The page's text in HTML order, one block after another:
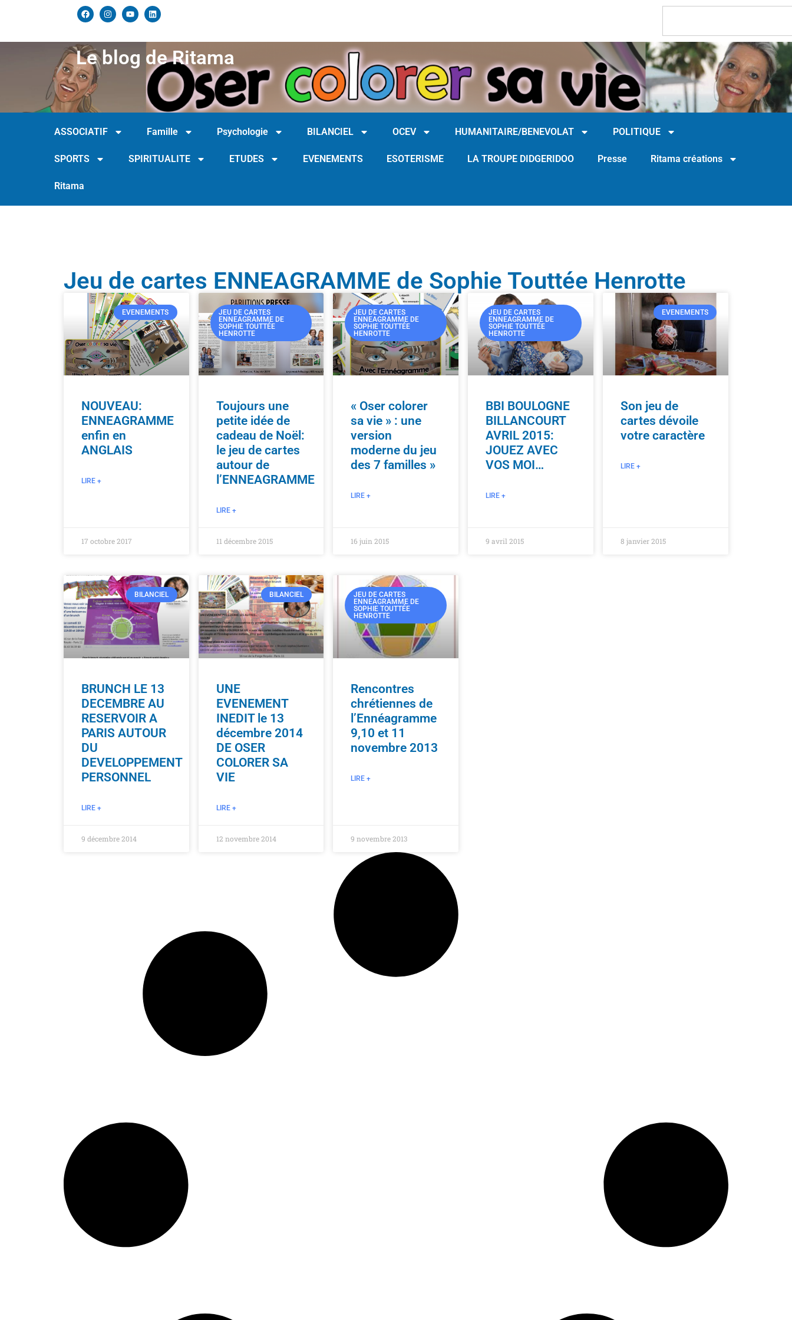
Le blog de Ritama
ASSOCIATIF Famille Psychologie BILANCIEL OCEV HUMANITAIRE/BENEVOLAT POLITIQUE
SPORTS SPIRITUALITE ETUDES EVENEMENTS ESOTERISME LA TROUPE DIDGERIDOO Presse Ritama créations
Ritama
Jeu de cartes ENNEAGRAMME de Sophie Touttée Henrotte
EVENEMENTS
NOUVEAU:
ENNEAGRAMME
enfin en
ANGLAIS
LIRE +
17 octobre 2017
JEU DE CARTES
ENNEAGRAMME DE
SOPHIE TOUTTÉE
HENROTTE
Toujours une
petite idée de
cadeau de Noël:
le jeu de cartes
autour de
l’ENNEAGRAMME
LIRE +
11 décembre 2015
JEU DE CARTES
ENNEAGRAMME DE
SOPHIE TOUTTÉE
HENROTTE
« Oser colorer
sa vie » : une
version
moderne du jeu
des 7 familles »
LIRE +
16 juin 2015
JEU DE CARTES
ENNEAGRAMME DE
SOPHIE TOUTTÉE
HENROTTE
BBI BOULOGNE
BILLANCOURT
AVRIL 2015:
JOUEZ AVEC
VOS MOI…
LIRE +
9 avril 2015
EVENEMENTS
Son jeu de
cartes dévoile
votre caractère
LIRE +
8 janvier 2015
BILANCIEL
BRUNCH LE 13
DECEMBRE AU
RESERVOIR A
PARIS AUTOUR
DU
DEVELOPPEMENT
PERSONNEL
LIRE +
9 décembre 2014
BILANCIEL
UNE
EVENEMENT
INEDIT le 13
décembre 2014
DE OSER
COLORER SA
VIE
LIRE +
12 novembre 2014
JEU DE CARTES
ENNEAGRAMME DE
SOPHIE TOUTTÉE
HENROTTE
Rencontres
chrétiennes de
l’Ennéagramme
9,10 et 11
novembre 2013
LIRE +
9 novembre 2013